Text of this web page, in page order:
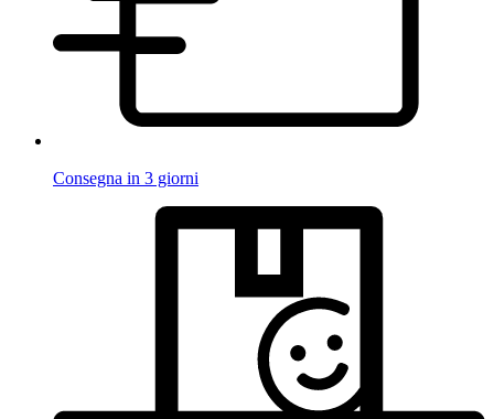
Consegna in 3 giorni